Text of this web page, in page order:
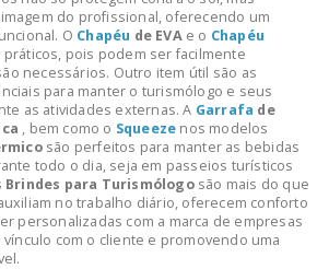
do profissional, oferecendo um
O Chapéu de EVA e o Chapéu
práticos, pois podem ser facilmente
necessários. Outro item útil são as
para manter o turismólogo e seus
as atividades externas. A Garrafa de
, bem como o Squeeze nos modelos
são perfeitos para manter as bebidas
todo o dia, seja em passeios turísticos
Brindes para Turismólogo são mais do que
no trabalho diário, oferecem conforto
personalizadas com a marca de empresas
com o cliente e promovendo uma